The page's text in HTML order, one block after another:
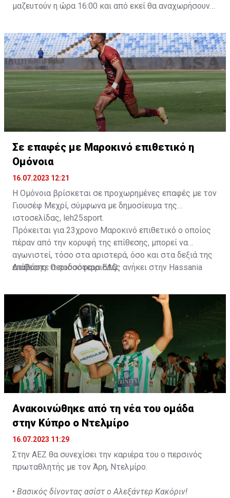
μαζευτούν η ώρα 16:00 και από εκεί θα αναχωρήσουν
της ομάδας.
Σε επαφές με Μαροκινό επιθετικό η
Ομόνοια
16.07.2023 12:21
Η Ομόνοια βρίσκεται σε προχωρημένες επαφές με τον
Γιουσέφ Μεχρί, σύμφωνα με δημοσίευμα της
ιστοσελίδας, leh25sport.
Πρόκειται για 23χρονο Μαροκινό επιθετικό ο οποίος
πέραν από την κορυφή της επίθεσης, μπορεί να
αγωνιστεί, τόσο στα αριστερά, όσο και στα δεξιά της
επίθεσης. Ο ποδοσφαιριστής ανήκει στην Hassania
Διαβάστε περισσότεραΕΔΩ.
Ανακοινώθηκε από τη νέα του ομάδα
στην Κύπρο ο Ντελμίρο
16.07.2023 11:29
Στην ΑΕΖ θα συνεχίσει την καριέρα του ο περσινός
πρωταθλητής με τον Άρη, Ντελμίρο.
• Βασικός δίνοντας ασίστ ο Αλεξάντερ Κακόριν!